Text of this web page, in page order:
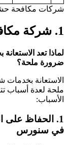
شركات مكافحة
1. شركة
لماذا تعد
ضرورة ملحة؟
الاستعانة
ملحة لعدة أسباب
الأسباب:
1. الحفاظ على
في سنورس